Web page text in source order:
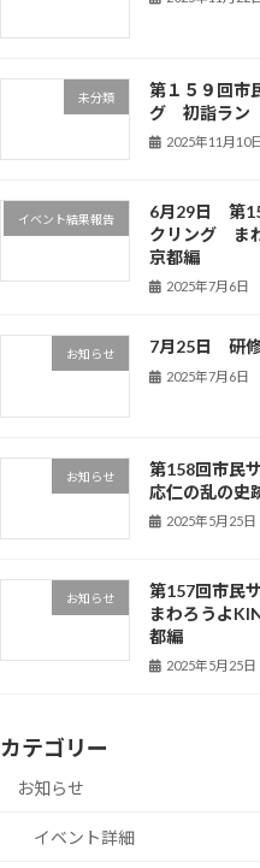
未分類
第１５９回市
グ 初詣ラン
2025年11月10日
イベント結果報告
6月29日 第
クリング ま
京都編
2025年7月6日
お知らせ 7月25日 研
2025年7月6日
お知らせ
第158回市民
応仁の乱の史
2025年5月25日
お知らせ
第157回市民
まわろうよ
都編
2025年5月25日
カテゴリー
お知らせ
イベント詳細